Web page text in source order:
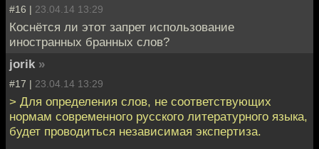
#16 | 23.04.14 13:29
Коснётся ли этот запрет использование
иностранных бранных слов?
jorik »
#17 | 23.04.14 13:29
> Для определения слов, не соответствующих
нормам современного русского литературного языка,
будет проводиться независимая экспертиза.